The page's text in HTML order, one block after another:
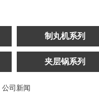
制丸机系列
夹层锅系列
公司新闻